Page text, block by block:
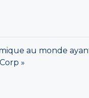
au monde
»